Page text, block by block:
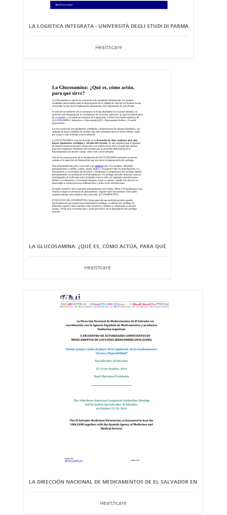
LA LOGISTICA INTEGRATA - UNIVERSITÀ DEGLI STUDI DI PARMA
Healthcare
LA GLUCOSAMINA: ¿QUÉ ES, CÓMO ACTÚA, PARA QUÉ
Healthcare
LA DIRECCIÓN NACIONAL DE MEDICAMENTOS DE EL SALVADOR EN
Healthcare